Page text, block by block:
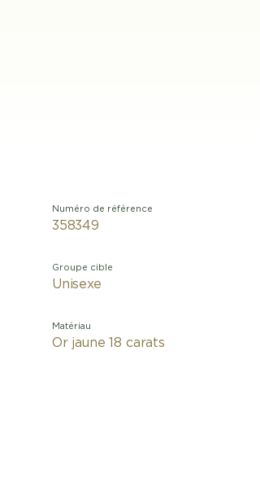
Numéro de référence
358349
Groupe cible
Unisexe
Matériau
Or jaune 18 carats